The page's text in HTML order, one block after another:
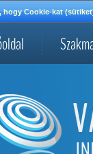
hogy Cookie-kat